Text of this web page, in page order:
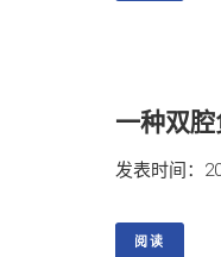
一种双
发表时间：
阅读